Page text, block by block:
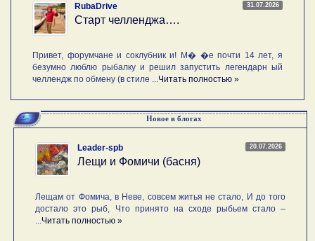
31.07.2026
RubaDrive
Старт челленджа….
Привет, форумчане и соклубник и! М� �е почти 14 лет, я
безумно люблю рыбалку и решил запустить легендарн ый
челлендж по обмену (в стиле ... Читать полностью »
Новое в блогах
20.07.2026
Leader-spb
Лещи и Фомичи (басня)
Лещам от Фомича, в Неве, совсем житья не стало, И до того
достало это рыб, Что принято на сходе рыбьем стало –
Читать полностью »